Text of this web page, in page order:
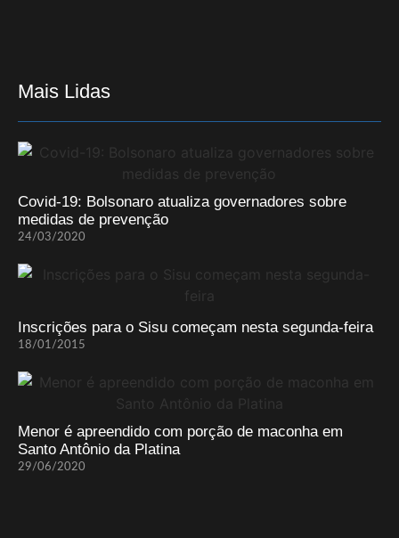
Mais Lidas
Covid-19: Bolsonaro atualiza governadores sobre
medidas de prevenção
24/03/2020
Inscrições para o Sisu começam nesta segunda-feira
18/01/2015
Menor é apreendido com porção de maconha em
Santo Antônio da Platina
29/06/2020